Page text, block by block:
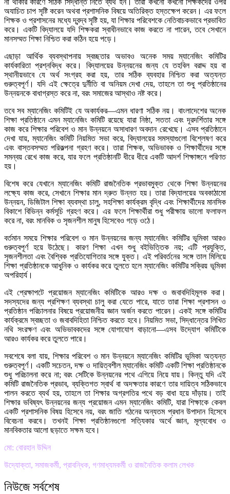
অযাচিত চাপ সৃষ্টি করেন অথবা প্রশাসনিক বিষয়ে অতিরিক্ত হস্তক্ষেপ করেন। এর ফলে
শিক্ষক ও প্রশাসনের মধ্যে দ্বন্দ্ব সৃষ্টি হয়, যা শিক্ষার পরিবেশকে নেতিবাচকভাবে প্রভাবিত
করে। একটি বিদ্যালয়ে যদি শিক্ষকরা স্বাধীনভাবে কাজ করতে না পারেন, তবে সেখানে
মানসম্মত শিক্ষা নিশ্চিত করা কঠিন হয়ে পড়ে।
এছাড়া আর্থিক ব্যবস্থাপনায় স্বচ্ছতার অভাবও অনেক সময় ম্যানেজিং কমিটির
কার্যকারিতা প্রশ্নবিদ্ধ করে। বিদ্যালয়ের উন্নয়নের জন্য যে তহবিল বরাদ্দ হয় বা
স্থানীয়ভাবে যে অর্থ সংগ্রহ করা হয়, তার সঠিক ব্যবহার নিশ্চিত করা অত্যন্ত
গুরুত্বপূর্ণ। যদি এই ক্ষেত্রে দুর্নীতি বা অনিয়ম দেখা দেয়, তাহলে তা শুধু প্রতিষ্ঠানের
উন্নয়নকে বাধাগ্রস্ত করে না, বরং সমাজের আস্থাও নষ্ট করে।
তবে সব ম্যানেজিং কমিটিই যে অকার্যকর—এমন ধারণা সঠিক নয়। বাংলাদেশের অনেক
শিক্ষা প্রতিষ্ঠানে এমন ম্যানেজিং কমিটি রয়েছে যারা নিষ্ঠা, সততা এবং দূরদর্শিতার সঙ্গে
কাজ করে শিক্ষার পরিবেশ ও মান উন্নয়নে অসাধারণ অবদান রেখেছে। এসব প্রতিষ্ঠানে
দেখা যায়, ম্যানেজিং কমিটি নিয়মিত সভা করে, বিদ্যালয়ের সমস্যাগুলো বিশ্লেষণ করে
এবং বাস্তবসম্মত পরিকল্পনা গ্রহণ করে। তারা শিক্ষক, অভিভাবক ও শিক্ষার্থীদের সঙ্গে
সমন্বয় রেখে কাজ করে, যার ফলে প্রতিষ্ঠানটি ধীরে ধীরে একটি আদর্শ শিক্ষাঙ্গনে পরিণত
হয়।
বিশেষ করে যেখানে ম্যানেজিং কমিটি রাজনৈতিক প্রভাবমুক্ত থেকে শিক্ষা উন্নয়নের
লক্ষ্যে কাজ করে, সেখানে শিক্ষার মান দ্রুত উন্নত হয়। তারা বিদ্যালয়ের অবকাঠামো
উন্নয়ন, ডিজিটাল শিক্ষা ব্যবস্থা চালু, সহশিক্ষা কার্যক্রম বৃদ্ধি এবং শিক্ষার্থীদের মানসিক
বিকাশে বিভিন্ন কর্মসূচি গ্রহণ করে। এর ফলে শিক্ষার্থীরা শুধু পরীক্ষায় ভালো ফলাফল
করে না, বরং মানবিক ও সৃজনশীল মানুষ হিসেবেও গড়ে ওঠে।
বর্তমান সময়ে শিক্ষার পরিবেশ ও মান উন্নয়নের জন্য ম্যানেজিং কমিটির ভূমিকা আরও
গুরুত্বপূর্ণ হয়ে উঠেছে। কারণ শিক্ষা এখন শুধু বইভিত্তিক নয়; এটি প্রযুক্তি,
সৃজনশীলতা এবং বৈশ্বিক প্রতিযোগিতার সঙ্গে যুক্ত। এই পরিবর্তনের সঙ্গে তাল মিলিয়ে
শিক্ষা প্রতিষ্ঠানকে আধুনিক ও কার্যকর করে তুলতে হলে ম্যানেজিং কমিটির সক্রিয় ভূমিকা
অপরিহার্য।
এই প্রেক্ষাপটে প্রয়োজন ম্যানেজিং কমিটিকে আরও দক্ষ ও জবাবদিহিমূলক করা।
সদস্যদের জন্য প্রশিক্ষণ ব্যবস্থা চালু করা যেতে পারে, যাতে তারা শিক্ষা প্রশাসন ও
প্রতিষ্ঠান পরিচালনার বিষয়ে প্রয়োজনীয় জ্ঞান অর্জন করতে পারেন। একই সঙ্গে কমিটির
কার্যক্রমে স্বচ্ছতা ও জবাবদিহিতা নিশ্চিত করতে হবে। নিয়মিত সভা, সিদ্ধান্তের লিখিত
নথি সংরক্ষণ এবং অভিভাবকদের সঙ্গে যোগাযোগ বাড়ানো—এসব উদ্যোগ কমিটিকে
আরও কার্যকর করে তুলতে পারে।
সবশেষে বলা যায়, শিক্ষার পরিবেশ ও মান উন্নয়নে ম্যানেজিং কমিটির ভূমিকা অত্যন্ত
গুরুত্বপূর্ণ। একটি সচেতন, দক্ষ ও দায়িত্বশীল ম্যানেজিং কমিটি একটি শিক্ষা প্রতিষ্ঠানকে
শুধু পরিচালনা করে না; বরং সেটিকে উন্নয়নের পথে এগিয়ে নিয়ে যায়। কিন্তু যদি এই
কমিটি রাজনৈতিক প্রভাব, ব্যক্তিগত স্বার্থ বা অদক্ষতার কারণে তার দায়িত্ব সঠিকভাবে
পালন করতে ব্যর্থ হয়, তাহলে তা শিক্ষার অগ্রগতির পথে বড় বাধা হয়ে দাঁড়ায়। তাই
শিক্ষার ভবিষ্যৎ উন্নয়নের জন্য প্রয়োজন এমন ম্যানেজিং কমিটি, যারা শিক্ষাকে কেবল
একটি প্রশাসনিক বিষয় হিসেবে নয়, বরং জাতি গঠনের অন্যতম প্রধান উপাদান হিসেবে
বিবেচনা করবে। তখনই শিক্ষা প্রতিষ্ঠানগুলো সত্যিকার অর্থে জ্ঞান, মূল্যবোধ ও
মানবিকতার আলো ছড়াতে সক্ষম হবে।
মো: বোরহান উদ্দিন
উদ্যোক্তা, সমাজকর্মী, প্রাবন্ধিক, গণমাধ্যমকর্মী ও রাজনৈতিক কলাম লেখক
নিউজে সর্বশেষ